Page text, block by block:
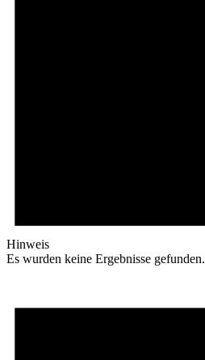
Hinweis
Es wurden keine Ergebnisse gefunden.